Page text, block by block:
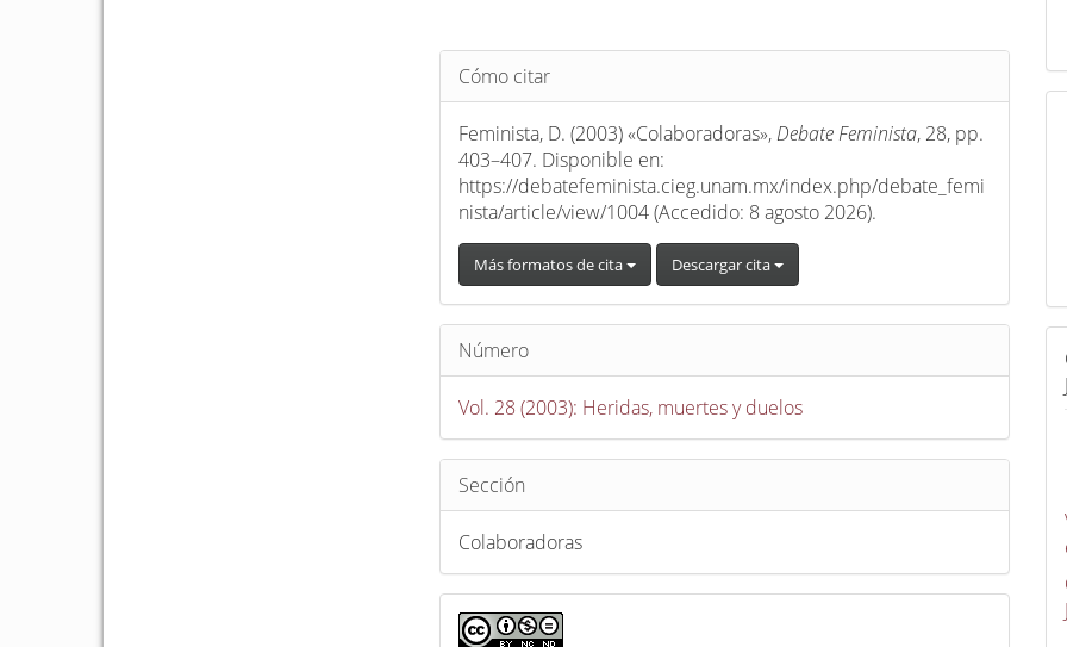
Detalles
del
artículo
Cómo citar
Feminista, D. (2003) «Colaboradoras», Debate Feminista, 28, pp.
403–407. Disponible en:
https://debatefeminista.cieg.unam.mx/index.php/debate_femi
nista/article/view/1004 (Accedido: 8 agosto 2026).
Más formatos de cita Descargar cita
Número
Vol. 28 (2003): Heridas, muertes y duelos
Sección
Colaboradoras
t
i